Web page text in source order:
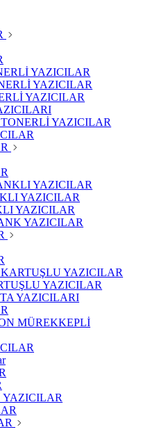
YAZICILAR
YAZICILAR
YAZICILAR
YAZICILAR
YAZICILAR
YAZICILAR
YAZICILAR
YAZICILAR
YAZICILAR
YAZICILAR
YAZICILARI
MÜREKKEPLİ
YAZICILAR